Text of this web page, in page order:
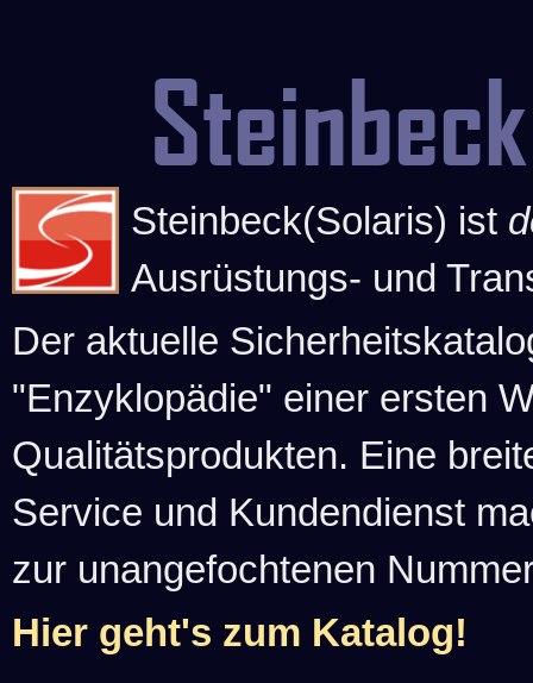
Steinbeck(Solaris) ist
Ausrüstungs- und
Der aktuelle
"Enzyklopädie" einer ersten
Qualitätsprodukten. Eine
Service und Kundendienst
zur unangefochtenen
Hier geht's zum Katalog!